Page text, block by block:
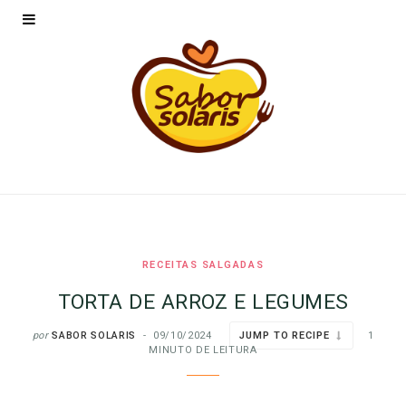
RECEITAS SALGADAS
TORTA DE ARROZ E LEGUMES
por SABOR SOLARIS 09/10/2024 JUMP TO RECIPE
1
MINUTO DE LEITURA